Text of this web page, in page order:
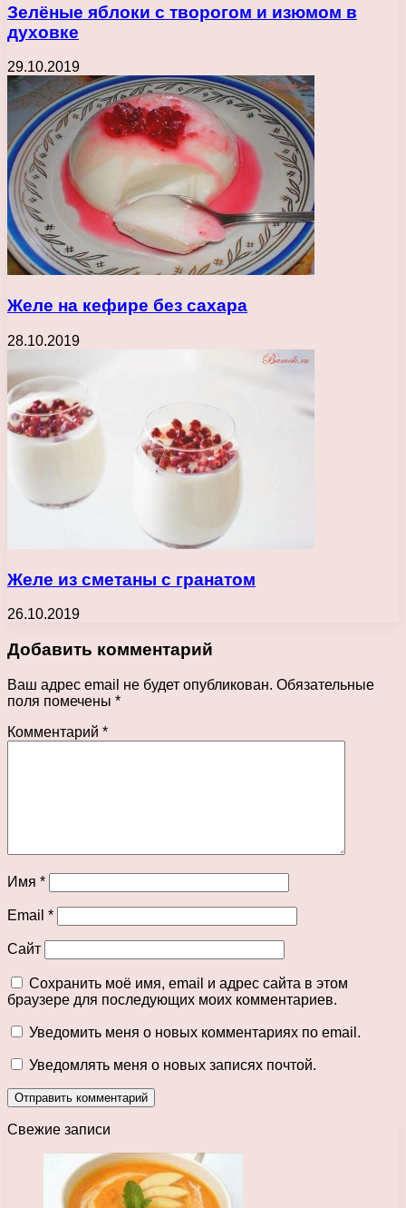
Зелёные яблоки с творогом и изюмом в
духовке
29.10.2019
Желе на кефире без сахара
28.10.2019
Желе из сметаны с гранатом
26.10.2019
Добавить комментарий
Ваш адрес email не будет опубликован. Обязательные
поля помечены *
Комментарий *
Имя *
Email *
Сайт
Сохранить моё имя, email и адрес сайта в этом
браузере для последующих моих комментариев.
Уведомить меня о новых комментариях по email.
Уведомлять меня о новых записях почтой.
Свежие записи